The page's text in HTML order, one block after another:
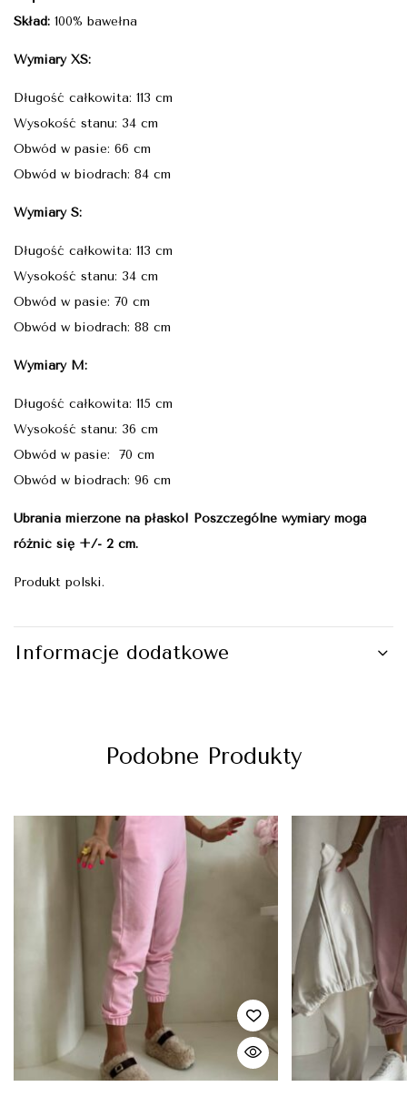
Skład: 100% bawełna
Wymiary XS:
Długość całkowita: 113 cm
Wysokość stanu: 34 cm
Obwód w pasie: 66 cm
Obwód w biodrach: 84 cm
Wymiary S:
Długość całkowita: 113 cm
Wysokość stanu: 34 cm
Obwód w pasie: 70 cm
Obwód w biodrach: 88 cm
Wymiary M:
Długość całkowita: 115 cm
Wysokość stanu: 36 cm
Obwód w pasie: 70 cm
Obwód w biodrach: 96 cm
Ubrania mierzone na płasko! Poszczególne wymiary mogą
różnić się +/- 2 cm.
Produkt polski.
Informacje dodatkowe
Podobne Produkty